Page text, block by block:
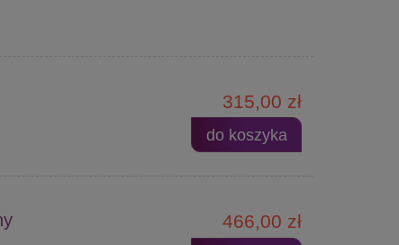
315,00 zł
do koszyka
466,00 zł